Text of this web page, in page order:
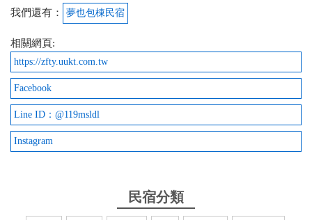
我們還有： 夢也包棟民宿
相關網頁:
https://zfty.uukt.com.tw
Facebook
Line ID：@119msldl
Instagram
民宿分類